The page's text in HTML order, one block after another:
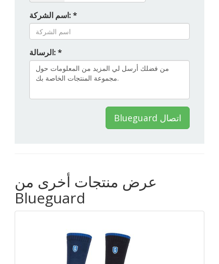
اسم الشركة: *
الرسالة: *
Blueguard اتصال
عرض منتجات أخرى من
Blueguard